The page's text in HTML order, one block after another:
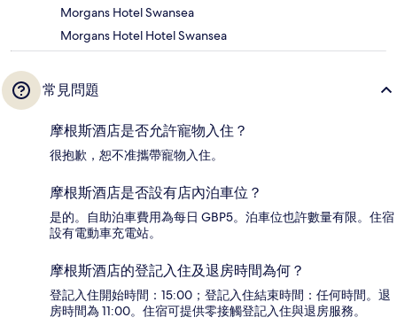
Morgans Hotel Swansea
Morgans Hotel Hotel Swansea
常見問題
摩根斯酒店是否允許寵物入住？
很抱歉，恕不准攜帶寵物入住。
摩根斯酒店是否設有店內泊車位？
是的。自助泊車費用為每日 GBP5。泊車位也許數量有限。住宿
設有電動車充電站。
摩根斯酒店的登記入住及退房時間為何？
登記入住開始時間：15:00；登記入住結束時間：任何時間。退
房時間為 11:00。住宿可提供零接觸登記入住與退房服務。